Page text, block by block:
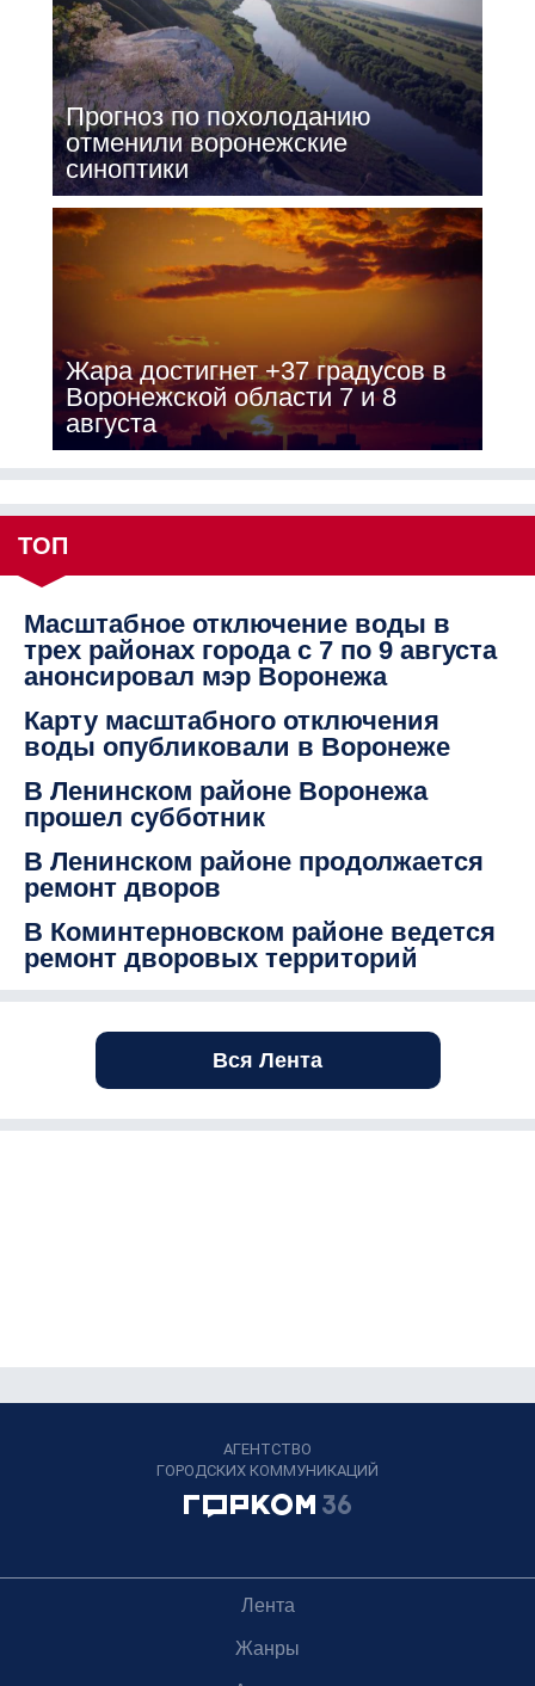
Прогноз по похолоданию
отменили воронежские
синоптики
Жара достигнет +37 градусов в
Воронежской области 7 и 8
августа
ТОП
Масштабное отключение воды в
трех районах города с 7 по 9 августа
анонсировал мэр Воронежа
Карту масштабного отключения
воды опубликовали в Воронеже
В Ленинском районе Воронежа
прошел субботник
В Ленинском районе продолжается
ремонт дворов
В Коминтерновском районе ведется
ремонт дворовых территорий
Вся Лента
АГЕНТСТВО
ГОРОДСКИХ КОММУНИКАЦИЙ
Лента
Жанры